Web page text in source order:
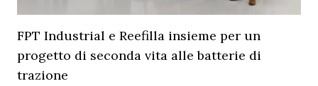
FPT Industrial e Reefilla insieme per un
progetto di seconda vita alle batterie di
trazione